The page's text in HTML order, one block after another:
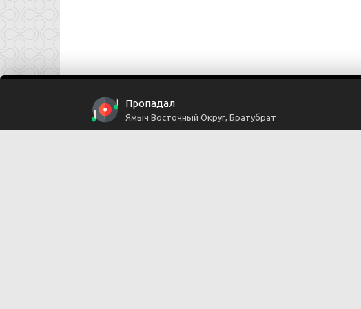
Пропадал
Ямыч Восточный Округ, Братубрат